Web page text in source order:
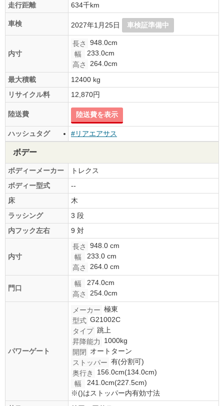
走行距離
634千km
車検 2027年1月25日 車検証準備中
内寸
長さ
948.0cm
幅
233.0cm
高さ
264.0cm
最大積載
12400 kg
リサイクル料
12,870円
陸送費 陸送費を表示
ハッシュタグ #リアエアサス
ボデー
ボディーメーカー
トレクス
ボディー型式
--
床
木
ラッシング
3 段
内フック左右
9 対
内寸
長さ
948.0 cm
幅
233.0 cm
高さ
264.0 cm
門口
幅
274.0cm
高さ
254.0cm
パワーゲート
メーカー 極東
型式 G21002C
タイプ 跳上
昇降能力
1000kg
開閉
オートターン
ストッパー 有(分割可)
奥行き
156.0cm(134.0cm)
幅
241.0cm(227.5cm)
※()はストッパー内有効寸法